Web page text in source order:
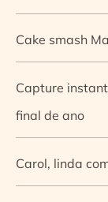
Cake smash
Capture
final de ano
Carol, linda